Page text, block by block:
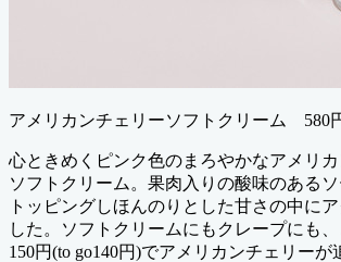
アメリカンチェリーソフトクリーム 580
心ときめくピンク色のまろやかなアメリ
ソフトクリーム。果肉入りの酸味のある
トッピングしほんのりとした甘さの中に
した。ソフトクリームにもクレープにも
150円(to go140円)でアメリカンチェリーが